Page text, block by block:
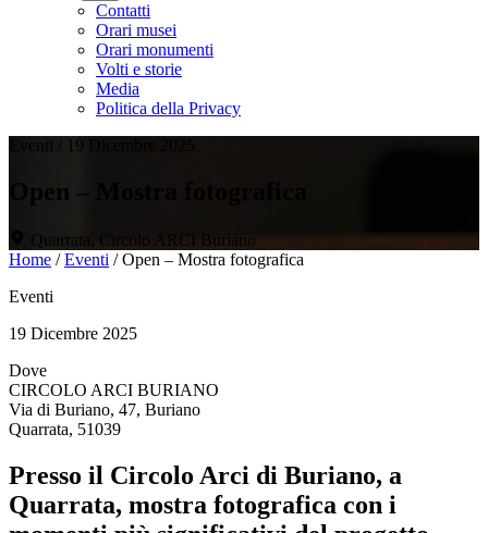
Contatti
Orari musei
Orari monumenti
Volti e storie
Media
Politica della Privacy
19 Dicembre 2025
Open – Mostra fotografica
Quarrata, Circolo ARCI Buriano
Home /Eventi /Open – Mostra fotografica
Eventi
19 Dicembre 2025
Dove
CIRCOLO ARCI BURIANO
Via di Buriano, 47, Buriano
Quarrata, 51039
Presso il Circolo Arci di Buriano, a
Quarrata, mostra fotografica con i